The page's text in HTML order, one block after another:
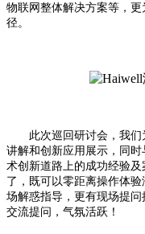
物联网整体解决方案等，
径。
此次巡回研讨会，我们
讲解和创新应用展示，同
术创新道路上的成功经验
了，既可以零距离操作体
场解惑指导，更有现场提
交流提问，气氛活跃！